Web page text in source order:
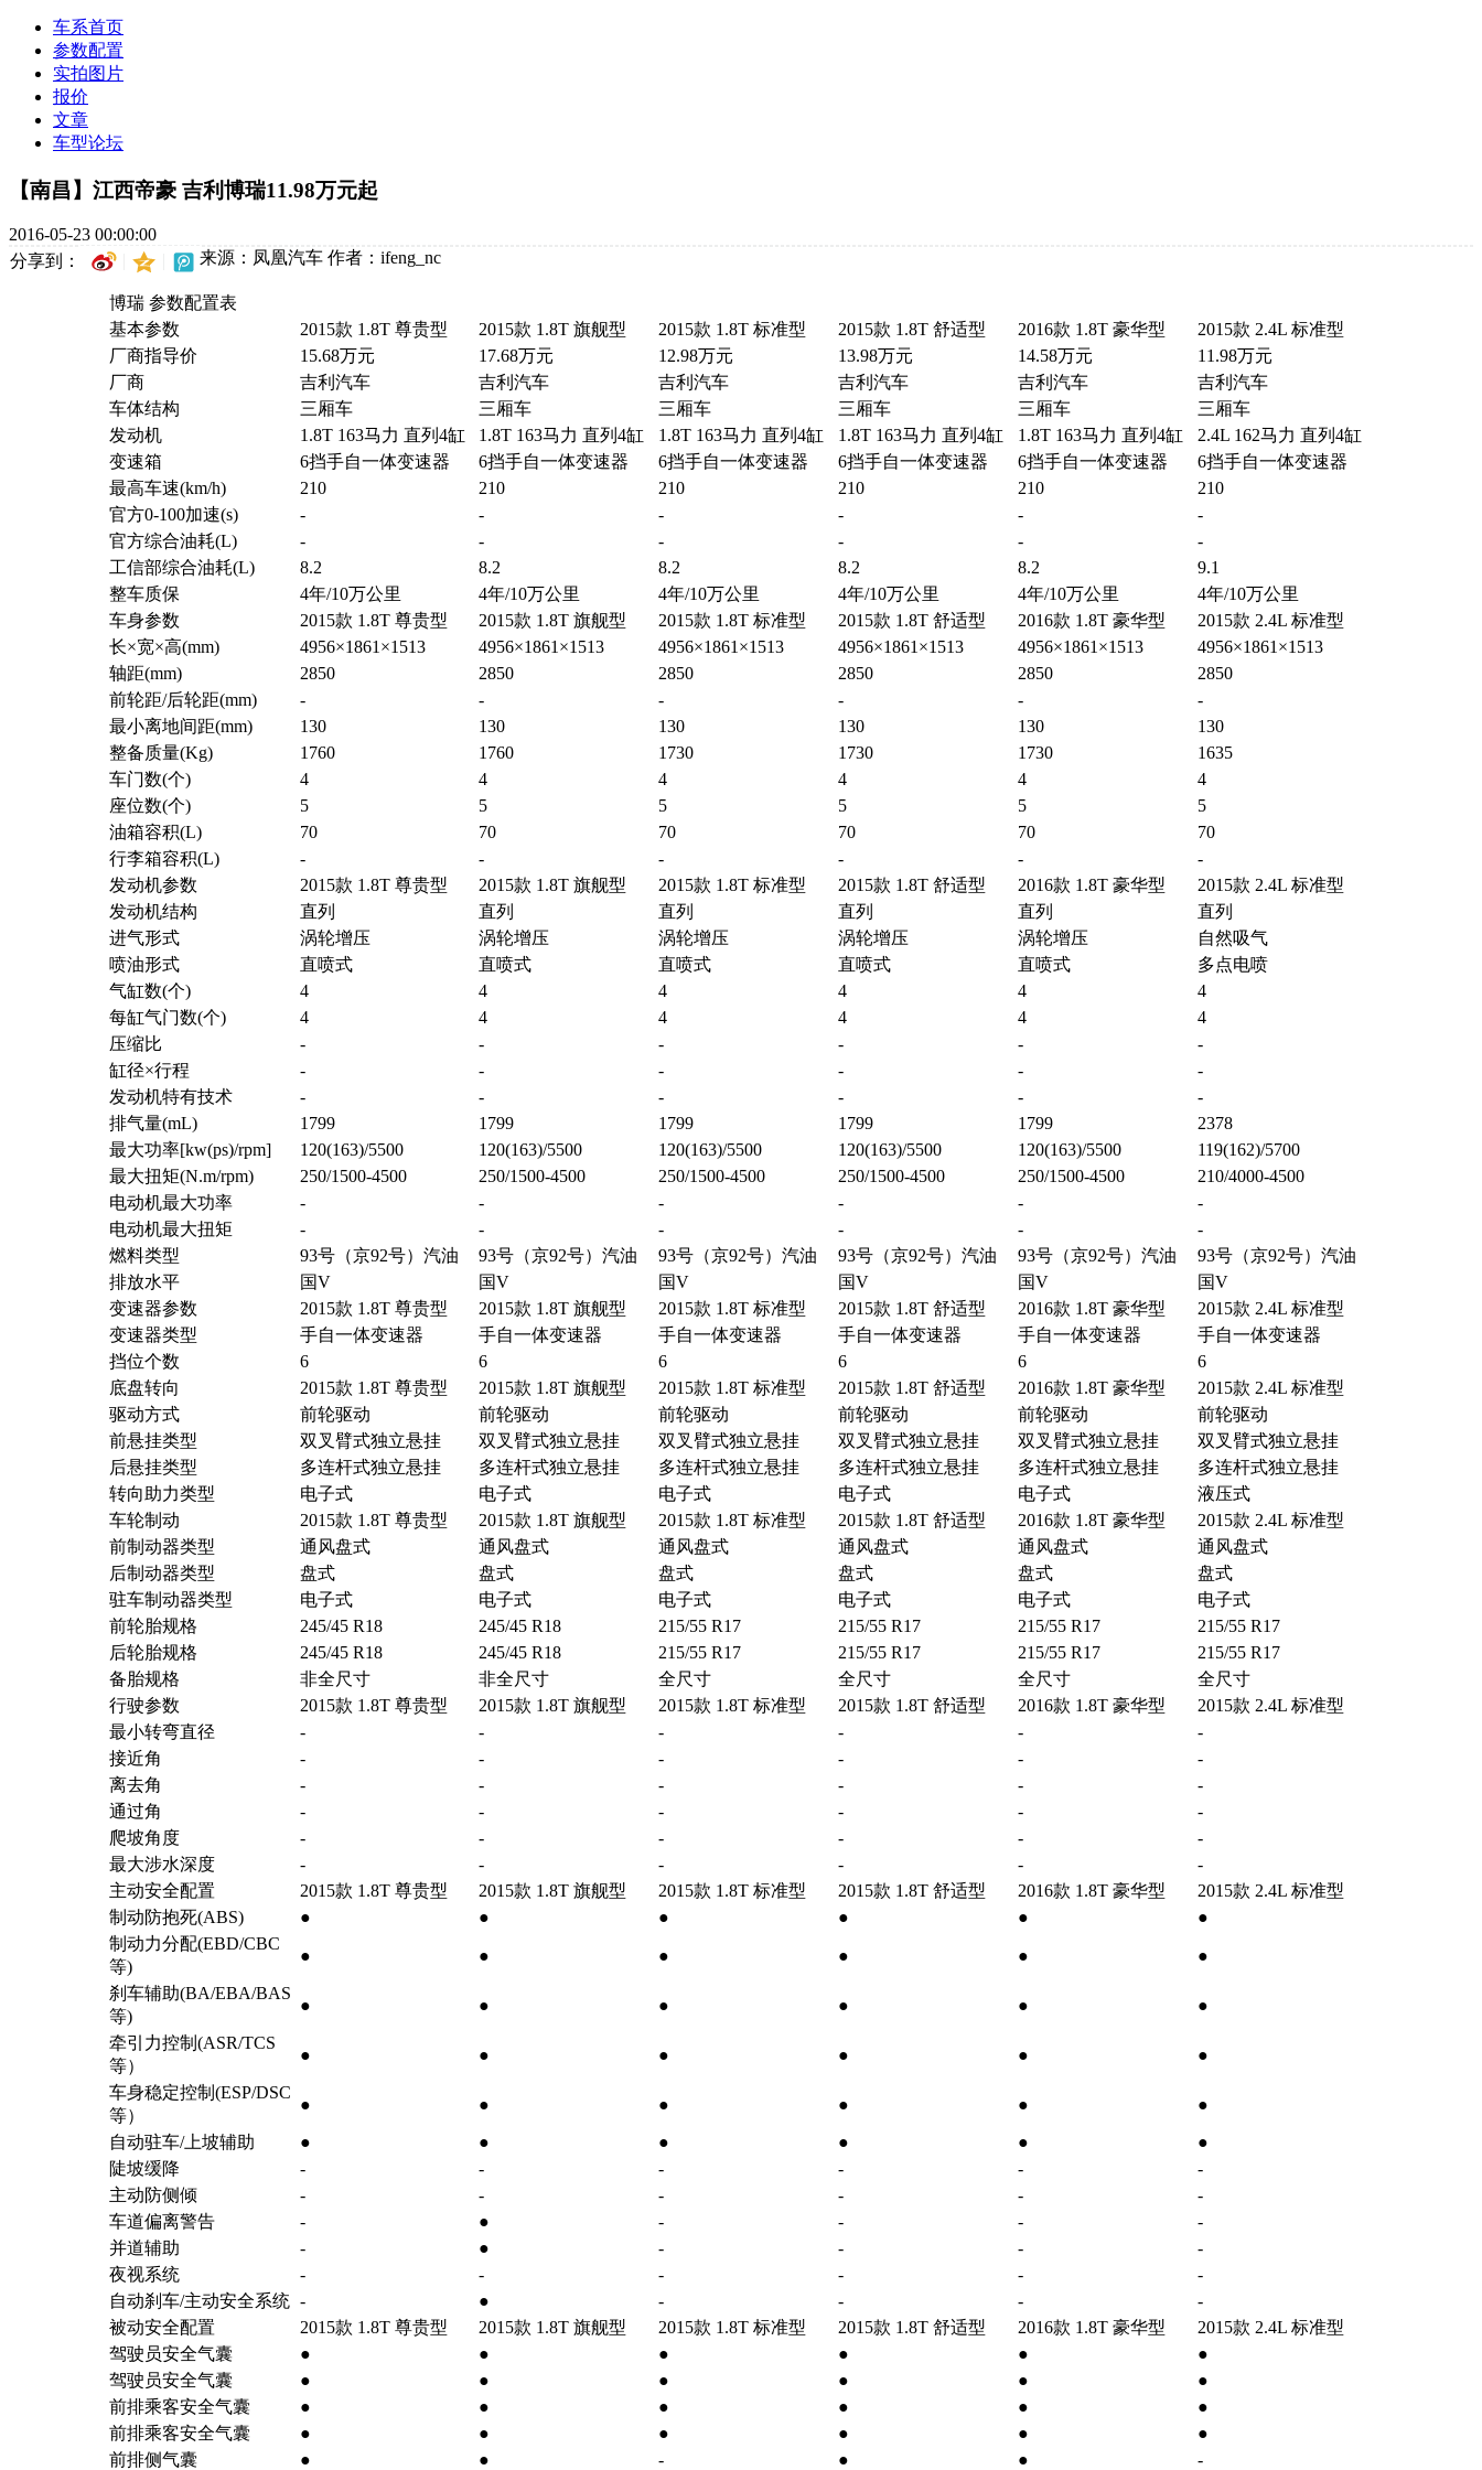
车系首页
参数配置
实拍图片
报价
文章
车型论坛
【南昌】江西帝豪 吉利博瑞11.98万元起
2016-05-23 00:00:00
分享到：
来源：凤凰汽车 作者：ifeng_nc
博瑞 参数配置表
基本参数
2015款 1.8T 尊贵型 2015款 1.8T 旗舰型 2015款 1.8T 标准型 2015款 1.8T 舒适型 2016款 1.8T 豪华型
2015款 2.4L 标准型
厂商指导价
15.68万元 17.68万元 12.98万元 13.98万元 14.58万元
11.98万元
厂商
吉利汽车 吉利汽车 吉利汽车 吉利汽车 吉利汽车
吉利汽车
车体结构
三厢车 三厢车 三厢车 三厢车 三厢车
三厢车
发动机
1.8T 163马力 直列4缸 1.8T 163马力 直列4缸 1.8T 163马力 直列4缸 1.8T 163马力 直列4缸 1.8T 163马力 直列4缸
2.4L 162马力 直列4缸
变速箱
6挡手自一体变速器 6挡手自一体变速器 6挡手自一体变速器 6挡手自一体变速器 6挡手自一体变速器
6挡手自一体变速器
最高车速(km/h)
210 210 210 210 210
210
官方0-100加速(s)
- - - - -
-
官方综合油耗(L)
- - - - -
-
工信部综合油耗(L)
8.2 8.2 8.2 8.2 8.2
9.1
整车质保
4年/10万公里 4年/10万公里 4年/10万公里 4年/10万公里 4年/10万公里
4年/10万公里
车身参数
2015款 1.8T 尊贵型 2015款 1.8T 旗舰型 2015款 1.8T 标准型 2015款 1.8T 舒适型 2016款 1.8T 豪华型
2015款 2.4L 标准型
长×宽×高(mm)
4956×1861×1513 4956×1861×1513 4956×1861×1513 4956×1861×1513 4956×1861×1513
4956×1861×1513
轴距(mm)
2850 2850 2850 2850 2850
2850
前轮距/后轮距(mm)
- - - - -
-
最小离地间距(mm)
130 130 130 130 130
130
整备质量(Kg)
1760 1760 1730 1730 1730
1635
车门数(个)
4 4 4 4 4
4
座位数(个)
5 5 5 5 5
5
油箱容积(L)
70 70 70 70 70
70
行李箱容积(L)
- - - - -
-
发动机参数
2015款 1.8T 尊贵型 2015款 1.8T 旗舰型 2015款 1.8T 标准型 2015款 1.8T 舒适型 2016款 1.8T 豪华型
2015款 2.4L 标准型
发动机结构
直列 直列 直列 直列 直列
直列
进气形式
涡轮增压 涡轮增压 涡轮增压 涡轮增压 涡轮增压
自然吸气
喷油形式
直喷式 直喷式 直喷式 直喷式 直喷式
多点电喷
气缸数(个)
4 4 4 4 4
4
每缸气门数(个)
4 4 4 4 4
4
压缩比
- - - - -
-
缸径×行程
- - - - -
-
发动机特有技术
- - - - -
-
排气量(mL)
1799 1799 1799 1799 1799
2378
最大功率[kw(ps)/rpm]
120(163)/5500 120(163)/5500 120(163)/5500 120(163)/5500 120(163)/5500
119(162)/5700
最大扭矩(N.m/rpm)
250/1500-4500 250/1500-4500 250/1500-4500 250/1500-4500 250/1500-4500
210/4000-4500
电动机最大功率
- - - - -
-
电动机最大扭矩
- - - - -
-
燃料类型
93号（京92号）汽油 93号（京92号）汽油 93号（京92号）汽油 93号（京92号）汽油 93号（京92号）汽油
93号（京92号）汽油
排放水平
国V 国V 国V 国V 国V
国V
变速器参数
2015款 1.8T 尊贵型 2015款 1.8T 旗舰型 2015款 1.8T 标准型 2015款 1.8T 舒适型 2016款 1.8T 豪华型
2015款 2.4L 标准型
变速器类型
手自一体变速器 手自一体变速器 手自一体变速器 手自一体变速器 手自一体变速器
手自一体变速器
挡位个数
6 6 6 6 6
6
底盘转向
2015款 1.8T 尊贵型 2015款 1.8T 旗舰型 2015款 1.8T 标准型 2015款 1.8T 舒适型 2016款 1.8T 豪华型
2015款 2.4L 标准型
驱动方式
前轮驱动 前轮驱动 前轮驱动 前轮驱动 前轮驱动
前轮驱动
前悬挂类型
双叉臂式独立悬挂 双叉臂式独立悬挂 双叉臂式独立悬挂 双叉臂式独立悬挂 双叉臂式独立悬挂
双叉臂式独立悬挂
后悬挂类型
多连杆式独立悬挂 多连杆式独立悬挂 多连杆式独立悬挂 多连杆式独立悬挂 多连杆式独立悬挂
多连杆式独立悬挂
转向助力类型
电子式 电子式 电子式 电子式 电子式
液压式
车轮制动
2015款 1.8T 尊贵型 2015款 1.8T 旗舰型 2015款 1.8T 标准型 2015款 1.8T 舒适型 2016款 1.8T 豪华型
2015款 2.4L 标准型
前制动器类型
通风盘式 通风盘式 通风盘式 通风盘式 通风盘式
通风盘式
后制动器类型
盘式 盘式 盘式 盘式 盘式
盘式
驻车制动器类型
电子式 电子式 电子式 电子式 电子式
电子式
前轮胎规格
245/45 R18 245/45 R18 215/55 R17 215/55 R17 215/55 R17
215/55 R17
后轮胎规格
245/45 R18 245/45 R18 215/55 R17 215/55 R17 215/55 R17
215/55 R17
备胎规格
非全尺寸 非全尺寸 全尺寸 全尺寸 全尺寸
全尺寸
行驶参数
2015款 1.8T 尊贵型 2015款 1.8T 旗舰型 2015款 1.8T 标准型 2015款 1.8T 舒适型 2016款 1.8T 豪华型
2015款 2.4L 标准型
最小转弯直径
- - - - -
-
接近角
- - - - -
-
离去角
- - - - -
-
通过角
- - - - -
-
爬坡角度
- - - - -
-
最大涉水深度
- - - - -
-
主动安全配置
2015款 1.8T 尊贵型 2015款 1.8T 旗舰型 2015款 1.8T 标准型 2015款 1.8T 舒适型 2016款 1.8T 豪华型
2015款 2.4L 标准型
制动防抱死(ABS)
● ● ● ● ●
●
制动力分配(EBD/CBC
等)
● ● ● ● ●
●
刹车辅助(BA/EBA/BAS
等)
● ● ● ● ●
●
牵引力控制(ASR/TCS
等）
● ● ● ● ●
●
车身稳定控制(ESP/DSC
等）
● ● ● ● ●
●
自动驻车/上坡辅助
● ● ● ● ●
●
陡坡缓降
- - - - -
-
主动防侧倾
- - - - -
-
车道偏离警告
- ● - - -
-
并道辅助
- ● - - -
-
夜视系统
- - - - -
-
自动刹车/主动安全系统 - ● - - -
-
被动安全配置
2015款 1.8T 尊贵型 2015款 1.8T 旗舰型 2015款 1.8T 标准型 2015款 1.8T 舒适型 2016款 1.8T 豪华型
2015款 2.4L 标准型
驾驶员安全气囊
● ● ● ● ●
●
驾驶员安全气囊
● ● ● ● ●
●
前排乘客安全气囊
● ● ● ● ●
●
前排乘客安全气囊
● ● ● ● ●
●
前排侧气囊
● ● - ● ● -